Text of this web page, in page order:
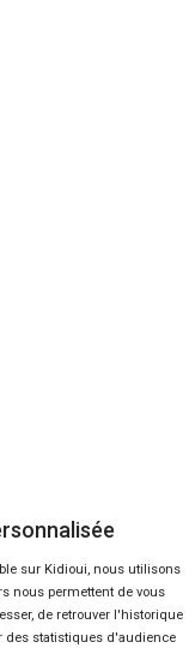
sur Kidioui, nous utilisons
nous permettent de vous
de retrouver l'historique
des statistiques d'audience